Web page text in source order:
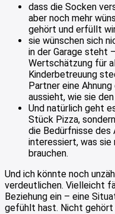
dass die Socken
aber noch mehr
gehört und erfüllt
sie wünschen sich
in der Garage steht
Wertschätzung für
Kinderbetreuung
Partner eine
aussieht, wie sie
Und natürlich geht
Stück Pizza,
die Bedürfnisse des
interessiert, was sie
brauchen.
Und ich könnte noch
verdeutlichen. Vielleicht
Beziehung ein – eine
gefühlt hast. Nicht gehört